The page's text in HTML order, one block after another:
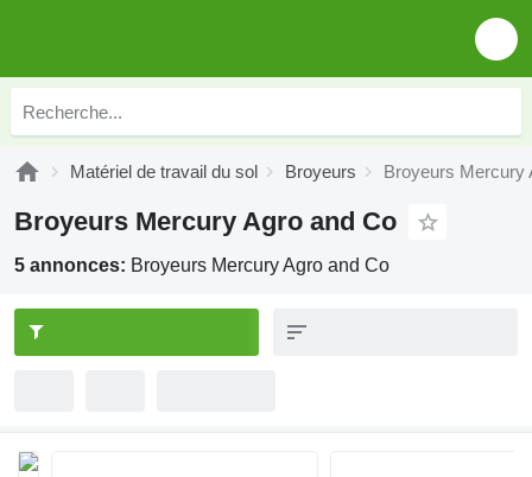
Matériel de travail du sol Broyeurs Broyeurs Mercury
Broyeurs Mercury Agro and Co
5 annonces: Broyeurs Mercury Agro and Co